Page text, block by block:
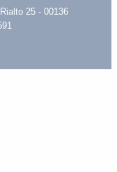
25 - 00136